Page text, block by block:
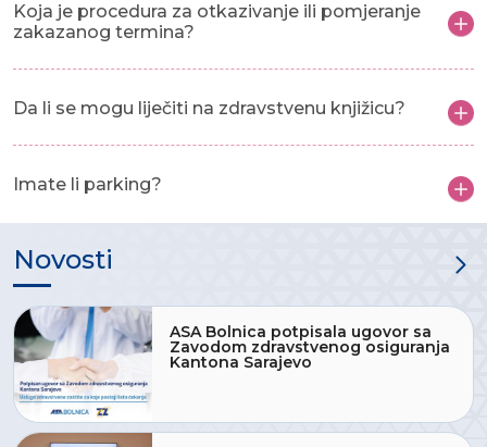
Koja je procedura za otkazivanje ili pomjeranje
zakazanog termina?
Da li se mogu liječiti na zdravstvenu knjižicu?
Imate li parking?
Novosti
ASA Bolnica potpisala ugovor sa
Zavodom zdravstvenog osiguranja
Kantona Sarajevo